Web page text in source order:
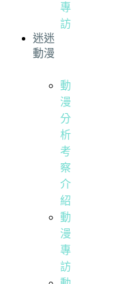
專
訪
迷迷
動漫
動
漫
分
析
考
察
介
紹
動
漫
專
訪